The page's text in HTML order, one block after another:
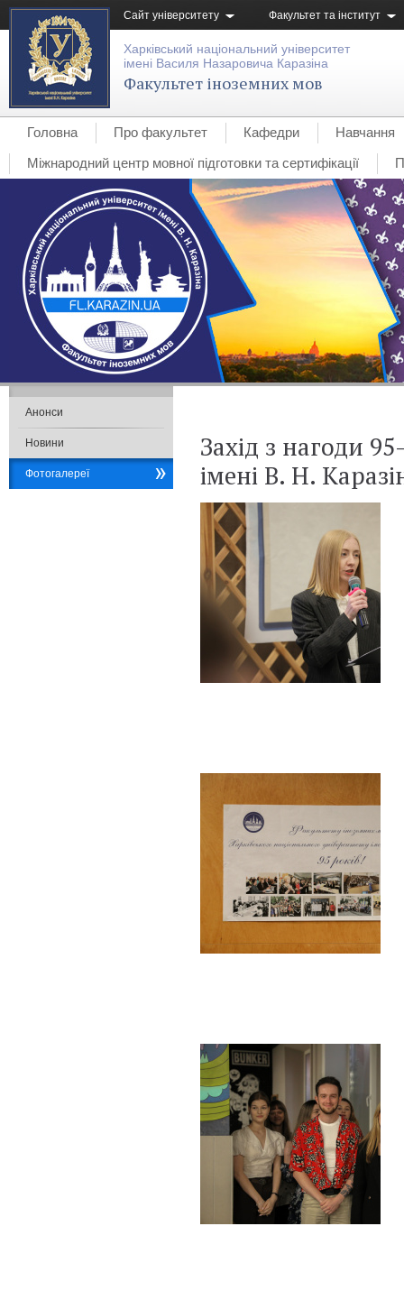
Сайт університету Факультет та інститут
Харківський національний університет
імені Василя Назаровича Каразіна
Факультет іноземних мов
Головна Про факультет Кафедри
Навчання
Міжнародний центр мовної підготовки та сертифікації
Захід з нагоди
імені В. Н.
Анонси
Новини
Фотогалереї